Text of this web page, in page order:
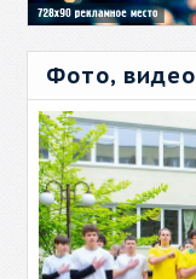
Фото, видео